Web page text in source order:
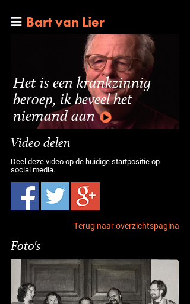
Bart van Lier
Het is een krankzinnig
beroep, ik beveel het
niemand aan
Video delen
Deel deze video op de huidige startpositie op
social media.
Terug naar overzichtspagina
Foto's